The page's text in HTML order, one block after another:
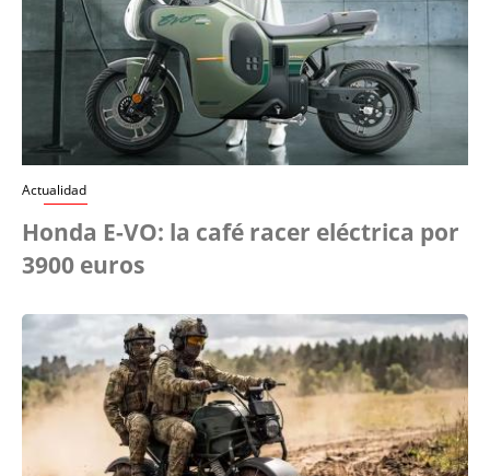
Actualidad
Honda E-VO: la café racer eléctrica por
3900 euros